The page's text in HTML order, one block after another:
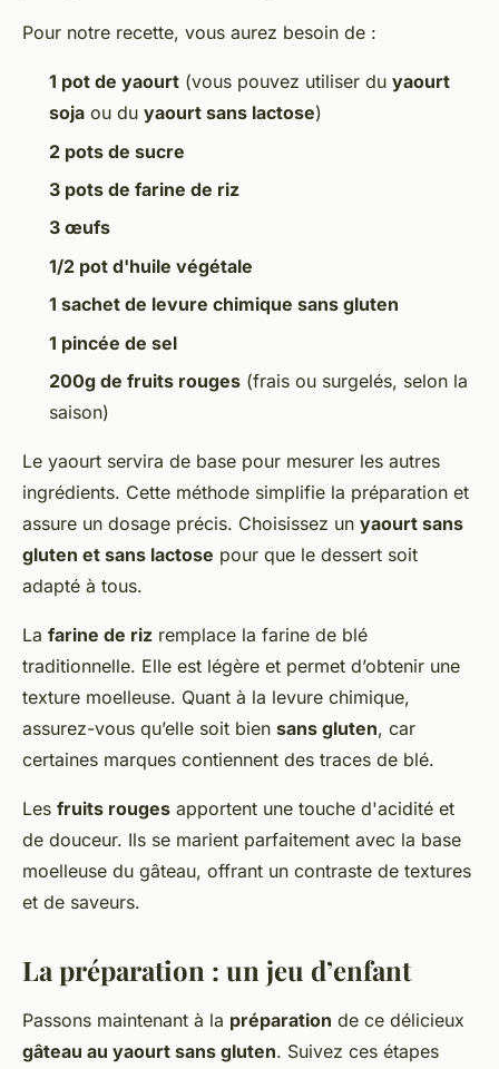
Pour notre recette, vous aurez besoin de :
1 pot de yaourt (vous pouvez utiliser du yaourt
soja ou du yaourt sans lactose)
2 pots de sucre
3 pots de farine de riz
3 œufs
1/2 pot d'huile végétale
1 sachet de levure chimique sans gluten
1 pincée de sel
200g de fruits rouges (frais ou surgelés, selon la
saison)
Le yaourt servira de base pour mesurer les autres
ingrédients. Cette méthode simplifie la préparation et
assure un dosage précis. Choisissez un yaourt sans
gluten et sans lactose pour que le dessert soit
adapté à tous.
La farine de riz remplace la farine de blé
traditionnelle. Elle est légère et permet d’obtenir une
texture moelleuse. Quant à la levure chimique,
assurez-vous qu’elle soit bien sans gluten, car
certaines marques contiennent des traces de blé.
Les fruits rouges apportent une touche d'acidité et
de douceur. Ils se marient parfaitement avec la base
moelleuse du gâteau, offrant un contraste de textures
et de saveurs.
La préparation : un jeu d’enfant
Passons maintenant à la préparation de ce délicieux
gâteau au yaourt sans gluten. Suivez ces étapes